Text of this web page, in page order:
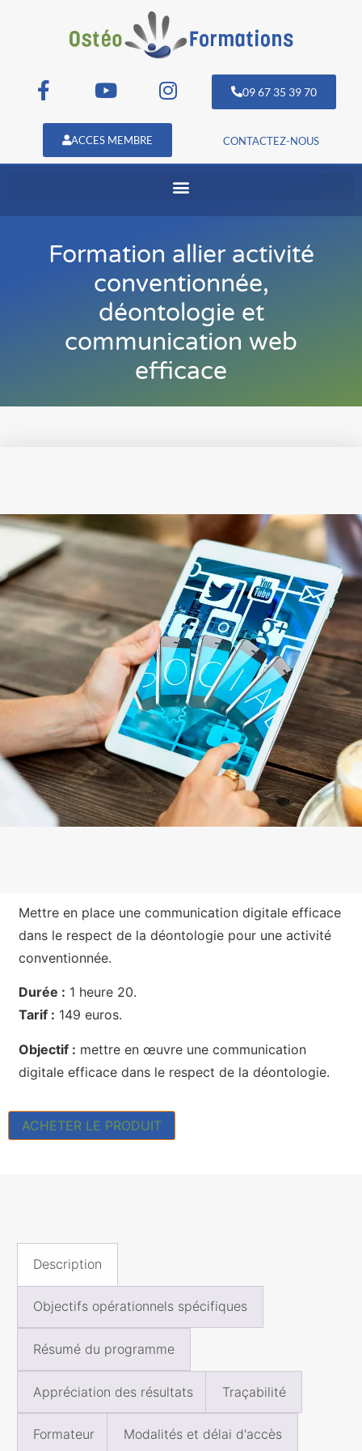
09 67 35 39 70
ACCES MEMBRE CONTACTEZ-NOUS
Formation allier activité
conventionnée,
déontologie et
communication web
efficace
Mettre en place une communication digitale efficace
dans le respect de la déontologie pour une activité
conventionnée.
Durée : 1 heure 20.
Tarif : 149 euros.
Objectif : mettre en œuvre une communication
digitale efficace dans le respect de la déontologie.
ACHETER LE PRODUIT
Description
Objectifs opérationnels spécifiques
Résumé du programme
Appréciation des résultats Traçabilité
Formateur Modalités et délai d'accès